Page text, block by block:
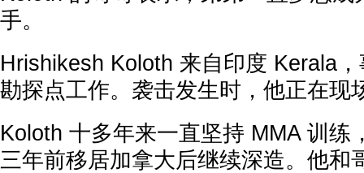
手。
Hrishikesh Koloth 来自印度 Kerala
勘探点工作。袭击发生时，他正在现
Koloth 十多年来一直坚持 MMA 训练
三年前移居加拿大后继续深造。他和